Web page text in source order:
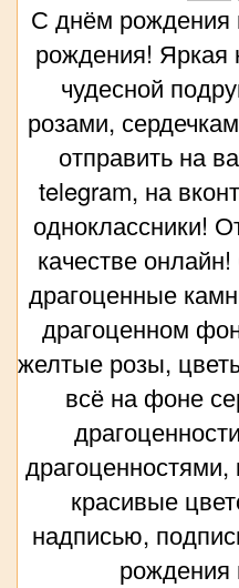
С днём
рождения! Яркая
чудесной
розами,
отправить на
telegram, на
одноклассники!
качестве
драгоценные
драгоценном
желтые розы,
всё на фоне
красивые
надписью,
рождения